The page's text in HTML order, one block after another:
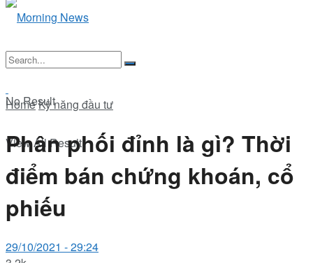
No Result
View All Result
HomeKỹ năng đầu tư
Phân phối đỉnh là gì? Thời
điểm bán chứng khoán, cổ
phiếu
29/10/2021 - 29:24